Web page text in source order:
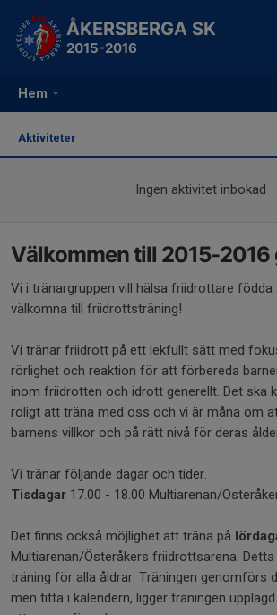
Hem
ÅKERSBERGA SK
2015-2016
Aktiviteter
Ingen aktivitet inbokad
Välkommen till 2015-2016
Vi i tränargruppen vill hälsa friidrottare födda
välkomna till friidrottsträning!
Vi tränar friidrott på ett lekfullt sätt med
rörlighet och reaktion för att förbereda
inom friidrotten och idrott generellt. Det ska
roligt att träna med oss och vi är måna om
barnens villkor och på rätt nivå för deras
Vi tränar följande dagar och tider.
Tisdagar 17.00 - 18.00 Multiarenan/
Det finns också möjlighet att träna på
Multiarenan/Österåkers friidrottsarena. Detta
träning för alla åldrar. Träningen genomförs
men titta i kalendern, ligger träningen